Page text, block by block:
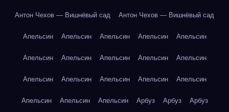
Антон Чехов — Вишнёвый сад Антон Чехов — Вишнёвый сад
Апельсин Апельсин Апельсин Апельсин Апельсин
Апельсин Апельсин Апельсин Апельсин Апельсин
Апельсин Апельсин Апельсин Апельсин Апельсин
Апельсин Апельсин Апельсин Арбуз Арбуз Арбуз